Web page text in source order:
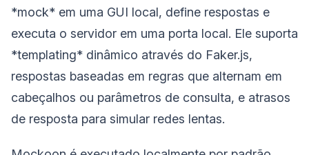
*mock* em uma GUI local, define respostas e
executa o servidor em uma porta local. Ele suporta
*templating* dinâmico através do Faker.js,
respostas baseadas em regras que alternam em
cabeçalhos ou parâmetros de consulta, e atrasos
de resposta para simular redes lentas.